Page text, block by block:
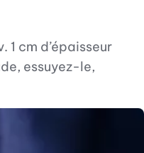
1 cm d’épaisseur
essuyez-le,